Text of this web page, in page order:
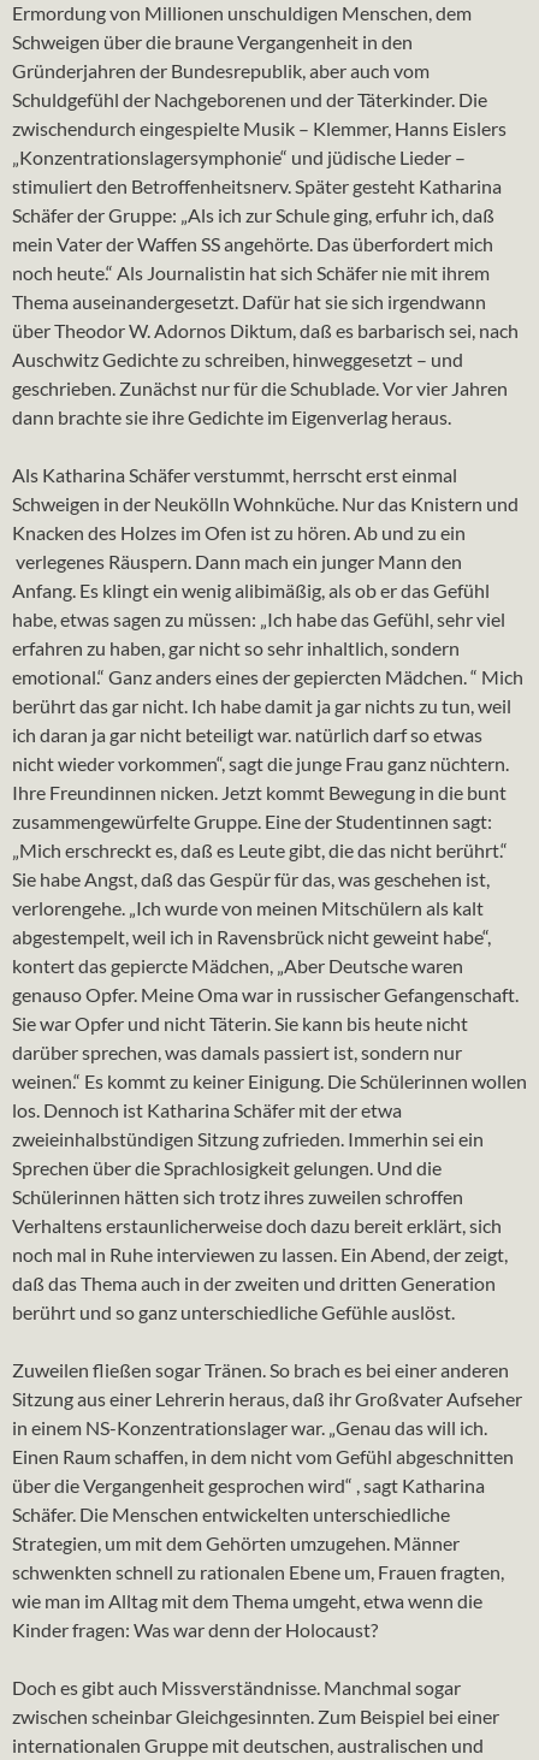
Ermordung von Millionen unschuldigen Menschen, dem
Schweigen über die braune Vergangenheit in den
Gründerjahren der Bundesrepublik, aber auch vom
Schuldgefühl der Nachgeborenen und der Täterkinder. Die
zwischendurch eingespielte Musik – Klemmer, Hanns Eislers
„Konzentrationslagersymphonie“ und jüdische Lieder –
stimuliert den Betroffenheitsnerv. Später gesteht Katharina
Schäfer der Gruppe: „Als ich zur Schule ging, erfuhr ich, daß
mein Vater der Waffen SS angehörte. Das überfordert mich
noch heute.“ Als Journalistin hat sich Schäfer nie mit ihrem
Thema auseinandergesetzt. Dafür hat sie sich irgendwann
über Theodor W. Adornos Diktum, daß es barbarisch sei, nach
Auschwitz Gedichte zu schreiben, hinweggesetzt – und
geschrieben. Zunächst nur für die Schublade. Vor vier Jahren
dann brachte sie ihre Gedichte im Eigenverlag heraus.
Als Katharina Schäfer verstummt, herrscht erst einmal
Schweigen in der Neukölln Wohnküche. Nur das Knistern und
Knacken des Holzes im Ofen ist zu hören. Ab und zu ein
verlegenes Räuspern. Dann mach ein junger Mann den
Anfang. Es klingt ein wenig alibimäßig, als ob er das Gefühl
habe, etwas sagen zu müssen: „Ich habe das Gefühl, sehr viel
erfahren zu haben, gar nicht so sehr inhaltlich, sondern
emotional.“ Ganz anders eines der gepiercten Mädchen. “ Mich
berührt das gar nicht. Ich habe damit ja gar nichts zu tun, weil
ich daran ja gar nicht beteiligt war. natürlich darf so etwas
nicht wieder vorkommen“, sagt die junge Frau ganz nüchtern.
Ihre Freundinnen nicken. Jetzt kommt Bewegung in die bunt
zusammengewürfelte Gruppe. Eine der Studentinnen sagt:
„Mich erschreckt es, daß es Leute gibt, die das nicht berührt.“
Sie habe Angst, daß das Gespür für das, was geschehen ist,
verlorengehe. „Ich wurde von meinen Mitschülern als kalt
abgestempelt, weil ich in Ravensbrück nicht geweint habe“,
kontert das gepiercte Mädchen, „Aber Deutsche waren
genauso Opfer. Meine Oma war in russischer Gefangenschaft.
Sie war Opfer und nicht Täterin. Sie kann bis heute nicht
darüber sprechen, was damals passiert ist, sondern nur
weinen.“ Es kommt zu keiner Einigung. Die Schülerinnen wollen
los. Dennoch ist Katharina Schäfer mit der etwa
zweieinhalbstündigen Sitzung zufrieden. Immerhin sei ein
Sprechen über die Sprachlosigkeit gelungen. Und die
Schülerinnen hätten sich trotz ihres zuweilen schroffen
Verhaltens erstaunlicherweise doch dazu bereit erklärt, sich
noch mal in Ruhe interviewen zu lassen. Ein Abend, der zeigt,
daß das Thema auch in der zweiten und dritten Generation
berührt und so ganz unterschiedliche Gefühle auslöst.
Zuweilen fließen sogar Tränen. So brach es bei einer anderen
Sitzung aus einer Lehrerin heraus, daß ihr Großvater Aufseher
in einem NS-Konzentrationslager war. „Genau das will ich.
Einen Raum schaffen, in dem nicht vom Gefühl abgeschnitten
über die Vergangenheit gesprochen wird“ , sagt Katharina
Schäfer. Die Menschen entwickelten unterschiedliche
Strategien, um mit dem Gehörten umzugehen. Männer
schwenkten schnell zu rationalen Ebene um, Frauen fragten,
wie man im Alltag mit dem Thema umgeht, etwa wenn die
Kinder fragen: Was war denn der Holocaust?
Doch es gibt auch Missverständnisse. Manchmal sogar
zwischen scheinbar Gleichgesinnten. Zum Beispiel bei einer
internationalen Gruppe mit deutschen, australischen und